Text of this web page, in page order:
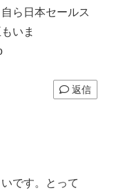
ら日本セールス
いま
返信
です。とって